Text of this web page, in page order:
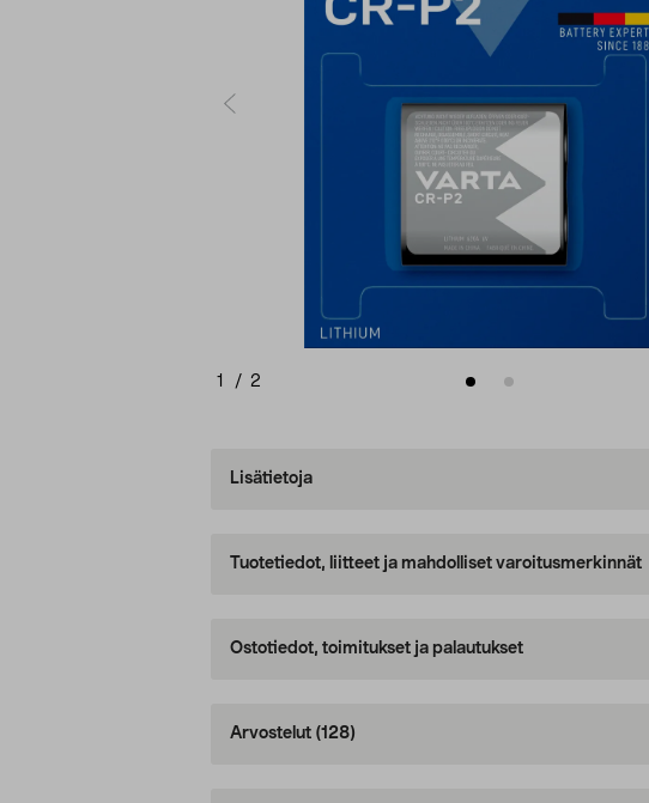
1 / 2
Lisätietoja
Tuotetiedot, liitteet ja mahdolliset varoitusmerkinnät
Ostotiedot, toimitukset ja palautukset
Arvostelut (128)